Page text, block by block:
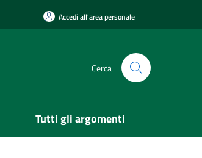
Accedi all'area personale
Cerca
Tutti gli argomenti